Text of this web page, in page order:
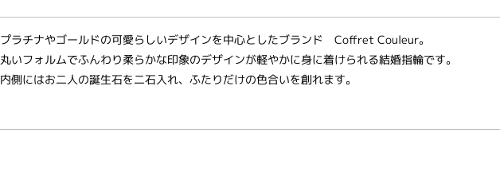
プラチナやゴールドの可愛らしいデザインを中心としたブランド Coffret Couleur。
丸いフォルムでふんわり柔らかな印象のデザインが軽やかに身に着けられる結婚指輪です。
内側にはお二人の誕生石を二石入れ、ふたりだけの色合いを創れます。